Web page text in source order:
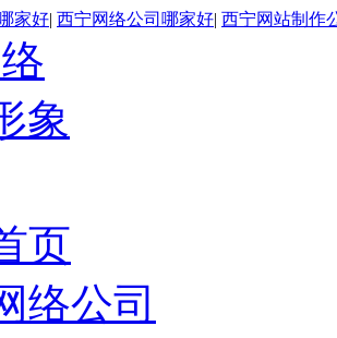
家好| 西宁网络公司哪家好| 西宁网站制作
页
络公司